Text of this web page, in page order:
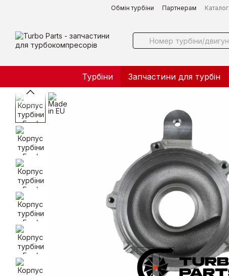
Перейти до основного контентуОбмін турбіни Партнерам Каталог
Турбіни Запчастини для турбін